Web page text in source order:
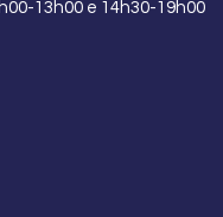
13h00 e 14h30-19h00